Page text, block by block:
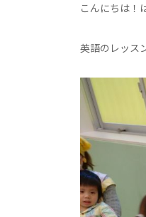
こんにちは！
英語のレッス